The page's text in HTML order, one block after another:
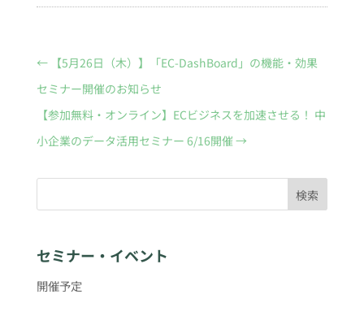
← 【5月26日（木）】「EC-DashBoard」の機能・効果
セミナー開催のお知らせ
【参加無料・オンライン】ECビジネスを加速させる！ 中
小企業のデータ活用セミナー 6/16開催 →
検索
セミナー・イベント
開催予定